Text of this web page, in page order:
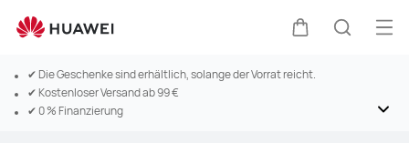
✔ Die Geschenke sind erhältlich, solange der Vorrat reicht.
✔ Kostenloser Versand ab 99 €
✔ 0 % Finanzierung